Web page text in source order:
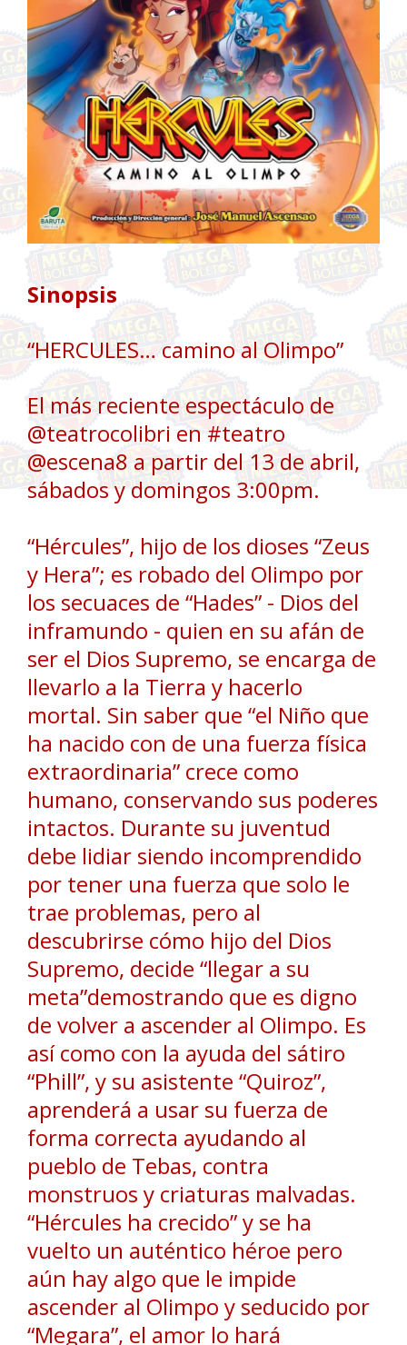
Sinopsis
“HERCULES… camino al Olimpo”
El más reciente espectáculo de
@teatrocolibri en #teatro
@escena8 a partir del 13 de abril,
sábados y domingos 3:00pm.
“Hércules”, hijo de los dioses “Zeus
y Hera”; es robado del Olimpo por
los secuaces de “Hades” - Dios del
inframundo - quien en su afán de
ser el Dios Supremo, se encarga de
llevarlo a la Tierra y hacerlo
mortal. Sin saber que “el Niño que
ha nacido con de una fuerza física
extraordinaria” crece como
humano, conservando sus poderes
intactos. Durante su juventud
debe lidiar siendo incomprendido
por tener una fuerza que solo le
trae problemas, pero al
descubrirse cómo hijo del Dios
Supremo, decide “llegar a su
meta”demostrando que es digno
de volver a ascender al Olimpo. Es
así como con la ayuda del sátiro
“Phill”, y su asistente “Quiroz”,
aprenderá a usar su fuerza de
forma correcta ayudando al
pueblo de Tebas, contra
monstruos y criaturas malvadas.
“Hércules ha crecido” y se ha
vuelto un auténtico héroe pero
aún hay algo que le impide
ascender al Olimpo y seducido por
“Megara”, el amor lo hará